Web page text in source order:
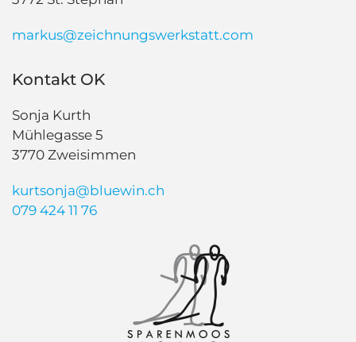
markus@zeichnungswerkstatt.com
Kontakt OK
Sonja Kurth
Mühlegasse 5
3770 Zweisimmen
kurtsonja@bluewin.ch
079 424 11 76